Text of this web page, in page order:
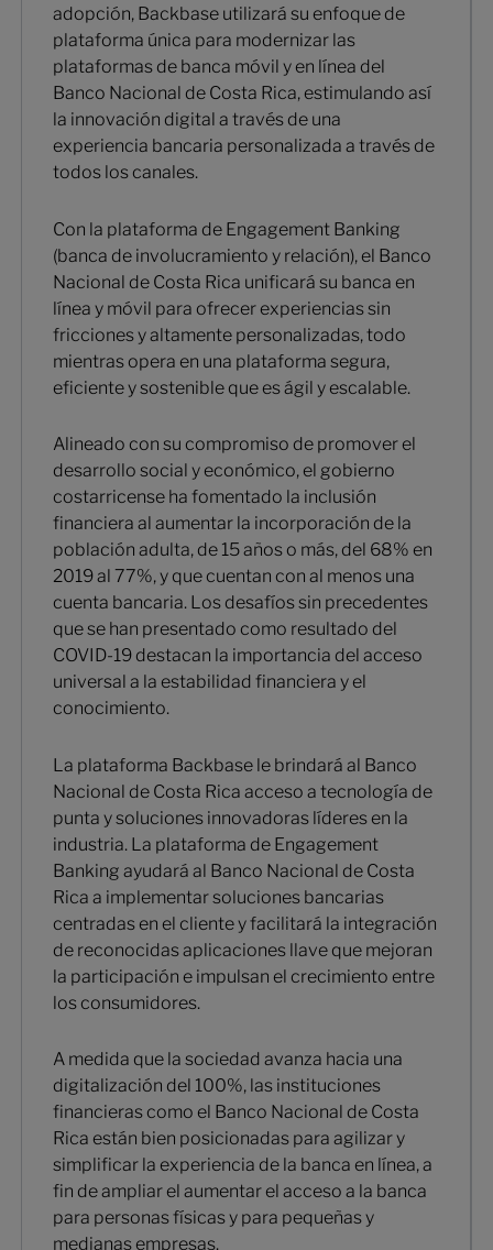
adopción, Backbase utilizará su enfoque de
plataforma única para modernizar las
plataformas de banca móvil y en línea del
Banco Nacional de Costa Rica, estimulando así
la innovación digital a través de una
experiencia bancaria personalizada a través de
todos los canales.
Con la plataforma de Engagement Banking
(banca de involucramiento y relación), el Banco
Nacional de Costa Rica unificará su banca en
línea y móvil para ofrecer experiencias sin
fricciones y altamente personalizadas, todo
mientras opera en una plataforma segura,
eficiente y sostenible que es ágil y escalable.
Alineado con su compromiso de promover el
desarrollo social y económico, el gobierno
costarricense ha fomentado la inclusión
financiera al aumentar la incorporación de la
población adulta, de 15 años o más, del 68% en
2019 al 77%, y que cuentan con al menos una
cuenta bancaria. Los desafíos sin precedentes
que se han presentado como resultado del
COVID-19 destacan la importancia del acceso
universal a la estabilidad financiera y el
conocimiento.
La plataforma Backbase le brindará al Banco
Nacional de Costa Rica acceso a tecnología de
punta y soluciones innovadoras líderes en la
industria. La plataforma de Engagement
Banking ayudará al Banco Nacional de Costa
Rica a implementar soluciones bancarias
centradas en el cliente y facilitará la integración
de reconocidas aplicaciones llave que mejoran
la participación e impulsan el crecimiento entre
los consumidores.
A medida que la sociedad avanza hacia una
digitalización del 100%, las instituciones
financieras como el Banco Nacional de Costa
Rica están bien posicionadas para agilizar y
simplificar la experiencia de la banca en línea, a
fin de ampliar el aumentar el acceso a la banca
para personas físicas y para pequeñas y
medianas empresas.